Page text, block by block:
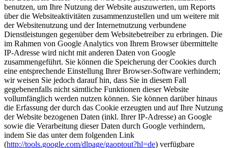
benutzen, um Ihre Nutzung der Website auszuwerten, um Reports
über die Websiteaktivitäten zusammenzustellen und um weitere mit
der Websitenutzung und der Internetnutzung verbundene
Dienstleistungen gegenüber dem Websitebetreiber zu erbringen. Die
im Rahmen von Google Analytics von Ihrem Browser übermittelte
IP-Adresse wird nicht mit anderen Daten von Google
zusammengeführt. Sie können die Speicherung der Cookies durch
eine entsprechende Einstellung Ihrer Browser-Software verhindern;
wir weisen Sie jedoch darauf hin, dass Sie in diesem Fall
gegebenenfalls nicht sämtliche Funktionen dieser Website
vollumfänglich werden nutzen können. Sie können darüber hinaus
die Erfassung der durch das Cookie erzeugten und auf Ihre Nutzung
der Website bezogenen Daten (inkl. Ihrer IP-Adresse) an Google
sowie die Verarbeitung dieser Daten durch Google verhindern,
indem Sie das unter dem folgenden Link
(http://tools.google.com/dlpage/gaoptout?hl=de) verfügbare